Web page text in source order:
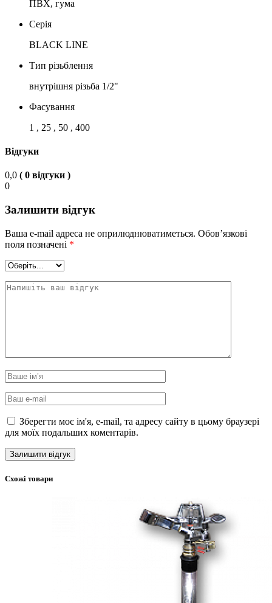
ПВХ, гума
Серія
BLACK LINE
Тип різьблення
внутрішня різьба 1/2"
Фасування
1 , 25 , 50 , 400
Відгуки
0,0 ( 0 відгуки )
0
Залишити відгук
Ваша e-mail адреса не оприлюднюватиметься. Обов’язкові
поля позначені *
Зберегти моє ім'я, e-mail, та адресу сайту в цьому браузері
для моїх подальших коментарів.
Схожі товари